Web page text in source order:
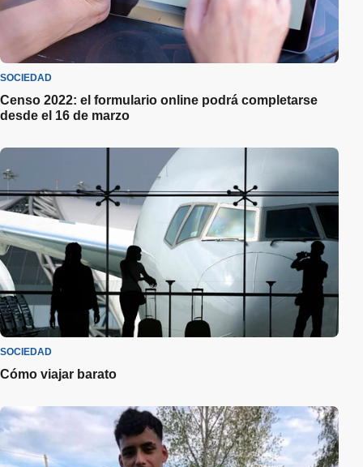
SOCIEDAD
Censo 2022: el formulario online podrá completarse
desde el 16 de marzo
SOCIEDAD
Cómo viajar barato